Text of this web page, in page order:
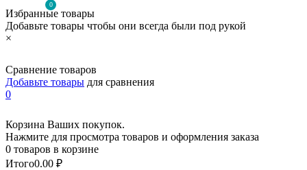
0
Избранные товары
Добавьте товары чтобы они всегда были под рукой
×
Сравнение товаров
Добавьте товары для сравнения
0
Корзина Ваших покупок.
Нажмите для просмотра товаров и оформления заказа
0 товаров в корзине
Итого0.00 ₽